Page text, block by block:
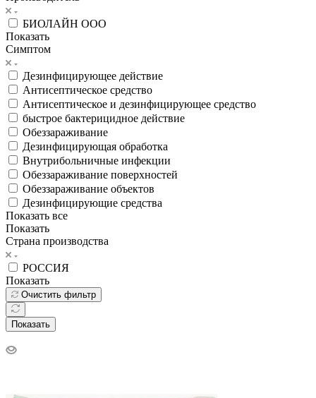
БИОЛАЙН ООО
Показать
Симптом
Дезинфицирующее действие
Антисептическое средство
Антисептическое и дезинфицирующее средство
быстрое бактерицидное действие
Обеззараживание
Дезинфицирующая обработка
Внутрибольничные инфекции
Обеззараживание поверхностей
Обеззараживание объектов
Дезинфицирующие средства
Показать все
Показать
Страна производства
РОССИЯ
Показать
Очистить фильтр
Показать